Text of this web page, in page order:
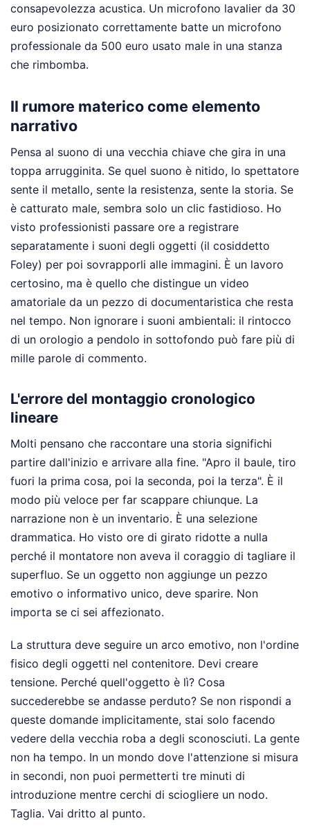
consapevolezza acustica. Un microfono lavalier da 30
euro posizionato correttamente batte un microfono
professionale da 500 euro usato male in una stanza
che rimbomba.
Il rumore materico come elemento
narrativo
Pensa al suono di una vecchia chiave che gira in una
toppa arrugginita. Se quel suono è nitido, lo spettatore
sente il metallo, sente la resistenza, sente la storia. Se
è catturato male, sembra solo un clic fastidioso. Ho
visto professionisti passare ore a registrare
separatamente i suoni degli oggetti (il cosiddetto
Foley) per poi sovrapporli alle immagini. È un lavoro
certosino, ma è quello che distingue un video
amatoriale da un pezzo di documentaristica che resta
nel tempo. Non ignorare i suoni ambientali: il rintocco
di un orologio a pendolo in sottofondo può fare più di
mille parole di commento.
L'errore del montaggio cronologico
lineare
Molti pensano che raccontare una storia significhi
partire dall'inizio e arrivare alla fine. "Apro il baule, tiro
fuori la prima cosa, poi la seconda, poi la terza". È il
modo più veloce per far scappare chiunque. La
narrazione non è un inventario. È una selezione
drammatica. Ho visto ore di girato ridotte a nulla
perché il montatore non aveva il coraggio di tagliare il
superfluo. Se un oggetto non aggiunge un pezzo
emotivo o informativo unico, deve sparire. Non
importa se ci sei affezionato.
La struttura deve seguire un arco emotivo, non l'ordine
fisico degli oggetti nel contenitore. Devi creare
tensione. Perché quell'oggetto è lì? Cosa
succederebbe se andasse perduto? Se non rispondi a
queste domande implicitamente, stai solo facendo
vedere della vecchia roba a degli sconosciuti. La gente
non ha tempo. In un mondo dove l'attenzione si misura
in secondi, non puoi permetterti tre minuti di
introduzione mentre cerchi di sciogliere un nodo.
Taglia. Vai dritto al punto.